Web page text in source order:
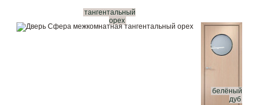
тангентальный
орех
белёный
дуб